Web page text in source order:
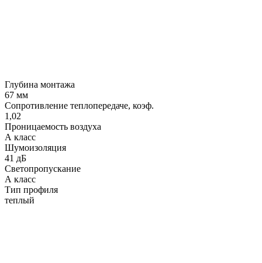
Глубина монтажа
67 мм
Сопротивление теплопередаче, коэф.
1,02
Проницаемость воздуха
А класс
Шумоизоляция
41 дБ
Светопропускание
А класс
Тип профиля
теплый